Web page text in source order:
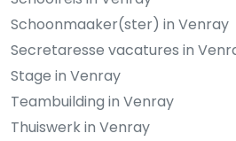
Schoonmaaker(ster) in Venray
Secretaresse vacatures in
Stage in Venray
Teambuilding in Venray
Thuiswerk in Venray